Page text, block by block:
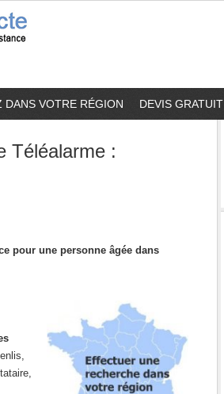
DANS VOTRE RÉGION DEVIS
Téléalarme :
pour une personne âgée dans